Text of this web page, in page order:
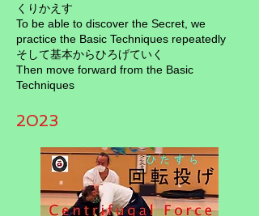
くりかえす
To be able to discover the Secret, we
practice the Basic Techniques repeatedly
そして基本からひろげていく
Then move forward from the Basic
Techniques
2023